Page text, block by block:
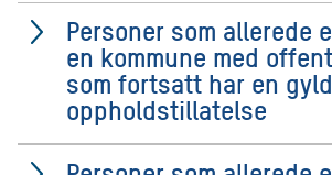
Personer som allerede
en kommune med
som fortsatt har en
oppholdstillatelse